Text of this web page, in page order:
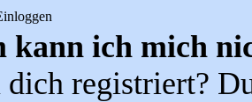
kann ich mich
dich registriert?